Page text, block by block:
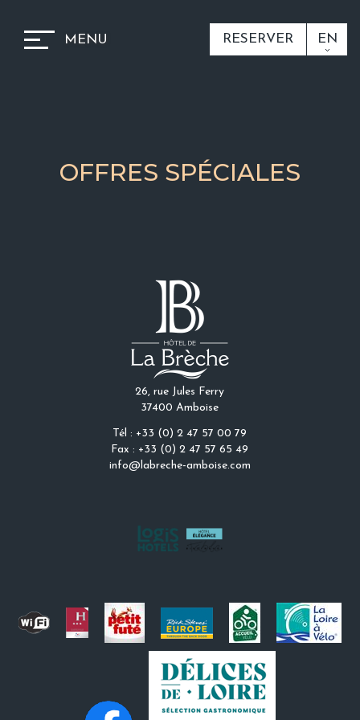
MENU RESERVER EN
OFFRES SPÉCIALES
26, rue Jules Ferry
37400 Amboise
Tél : +33 (0) 2 47 57 00 79
Fax : +33 (0) 2 47 57 65 49
info@labreche-amboise.com